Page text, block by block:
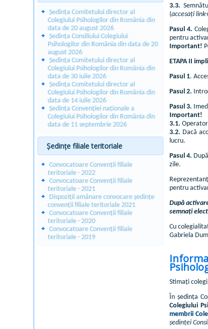
Ședința Comitetului director al
Colegiului Psihologilor din România din
data de 20 august 2026
Ședința Consiliului Colegiului
Psihologilor din România din data de 20
august 2026
Ședința Comitetului director al
Colegiului Psihologilor din România din
data de 30 iulie 2026
Ședința Comitetului director al
Colegiului Psihologilor din România din
data de 14 iulie 2026
Ședința Convenției naționale a
Colegiului Psihologilor din România din
data de 11 septembrie 2026
Ședințe filiale teritoriale
Convocatoare Convenții filiale
teritoriale - 2022
Convocatoare Convenții filiale
teritoriale - 2021
Dispoziții amânare convocare ședințe
convenții filiale teritoriale 2021
Convocatoare Convenții filiale
teritoriale - 2020
Convocatoare Convenții filiale
teritoriale - 2019
3.3.
(accesați
Pasul 4.
pentru
Important!
ETAPA II
Pasul 1.
Pasul 2.
Pasul 3.
Important!
3.1.
3.2. Dacă
lucru.
Pasul 4.
zile.
pentru
După
semnați
Cu
Gabriela
Stimați
În ședința
Colegiului
membrii
ședinței